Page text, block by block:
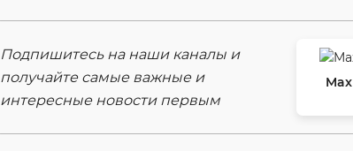
Подпишитесь на наши каналы и
получайте самые важные и
интересные новости первым
Max